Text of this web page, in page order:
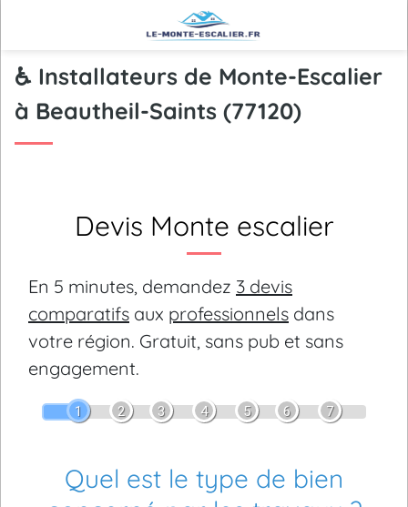
♿ Installateurs de Monte-Escalier
à Beautheil-Saints (77120)
Devis Monte escalier
En 5 minutes, demandez 3 devis
comparatifs aux professionnels dans
votre région. Gratuit, sans pub et sans
engagement.
1 2 3 4 5 6 7
Quel est le type de bien